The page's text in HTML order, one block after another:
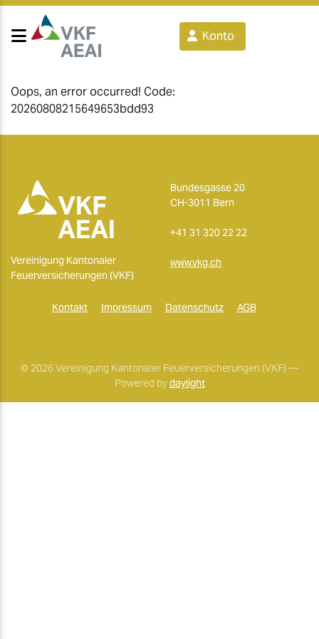
Konto
Oops, an error occurred! Code:
20260808215649653bdd93
Vereinigung Kantonaler
Feuerversicherungen (VKF)
Bundesgasse 20
CH-3011 Bern
+41 31 320 22 22
www.vkg.ch
Kontakt Impressum Datenschutz AGB
© 2026 Vereinigung Kantonaler Feuerversicherungen (VKF) —
Powered bydaylight